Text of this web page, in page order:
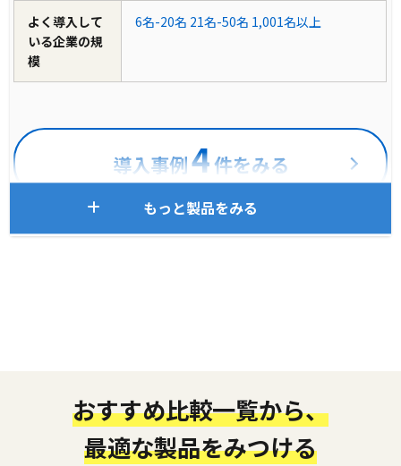
よく導入して
いる企業の規
模
6名-20名 21名-50名 1,001名以上
導入事例4件をみる
もっと製品をみる
おすすめ比較一覧から、
最適な製品をみつける